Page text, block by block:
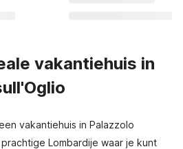
vakantiehuis in
vakantiehuis in Palazzolo
Lombardije waar je kunt